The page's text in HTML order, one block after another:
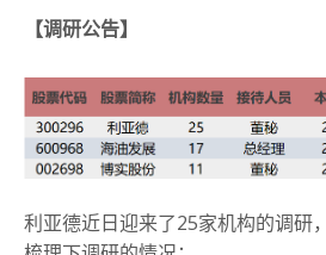
【调研公告】
利亚德近日迎来了25家机构的调研